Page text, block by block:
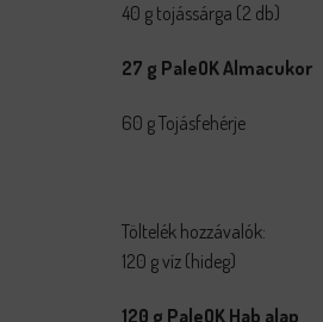
40 g tojássárga (2 db)
27 g PaleOK Almacukor
60 g Tojásfehérje
Töltelék hozzávalók:
120 g víz (hideg)
120 g PaleOK Hab alap